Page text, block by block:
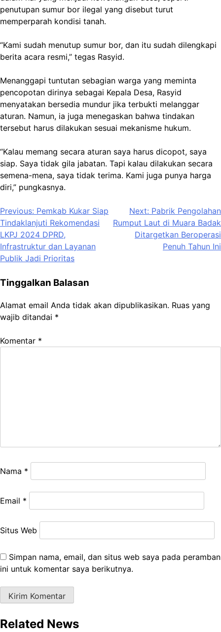
penutupan sumur bor ilegal yang disebut turut
memperparah kondisi tanah.
“Kami sudah menutup sumur bor, dan itu sudah dilengkapi
berita acara resmi,” tegas Rasyid.
Menanggapi tuntutan sebagian warga yang meminta
pencopotan dirinya sebagai Kepala Desa, Rasyid
menyatakan bersedia mundur jika terbukti melanggar
aturan. Namun, ia juga menegaskan bahwa tindakan
tersebut harus dilakukan sesuai mekanisme hukum.
“Kalau memang secara aturan saya harus dicopot, saya
siap. Saya tidak gila jabatan. Tapi kalau dilakukan secara
semena-mena, saya tidak terima. Kami juga punya harga
diri,” pungkasnya.
Navigasi
pos
Previous: Pemkab Kukar Siap
Tindaklanjuti Rekomendasi
LKPJ 2024 DPRD,
Infrastruktur dan Layanan
Publik Jadi Prioritas
Next: Pabrik Pengolahan
Rumput Laut di Muara Badak
Ditargetkan Beroperasi
Penuh Tahun Ini
Tinggalkan Balasan
Alamat email Anda tidak akan dipublikasikan. Ruas yang
wajib ditandai *
Komentar *
Nama *
Email *
Situs Web
Simpan nama, email, dan situs web saya pada peramban
ini untuk komentar saya berikutnya.
Related News